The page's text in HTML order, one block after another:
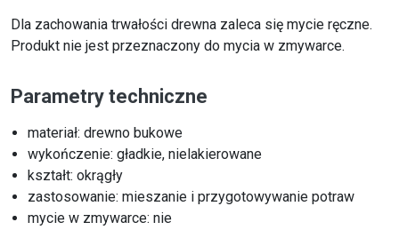
Dla zachowania trwałości drewna zaleca się mycie ręczne.
Produkt nie jest przeznaczony do mycia w zmywarce.
Parametry techniczne
materiał: drewno bukowe
wykończenie: gładkie, nielakierowane
kształt: okrągły
zastosowanie: mieszanie i przygotowywanie potraw
mycie w zmywarce: nie